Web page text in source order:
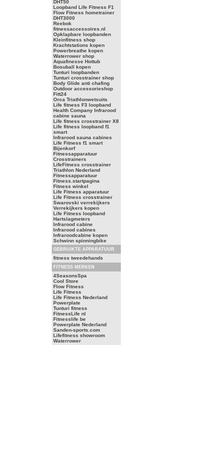
DHT50
Loopband Life Fitness F1
Flow Fitness hometrainer
DHT3000
Reebok
fitnessaccessoires.nl
Opklapbare loopbanden
Kleinfitness shop
Krachtstations kopen
Powerbreathe kopen
Waterrower shop
Aquafinesse Hottub
Bosuball kopen
Tunturi loopbanden
Tunturi crosstrainer shop
Body Glide anti chafing
Outdoor accessorieshop
Fitt24
Orca Triathlonwetsuits
Life fitness F3 loopband
Health Company Infrarood
cabine sauna
Life fitness crosstrainer X8
Life fitness loopband f1
smart
Infrarood sauna cabines
Life Fitness f1 smart
Bijenkorf
Fitnessapparatuur
Crosstrainers
LifeFitness crosstrainer
Triathlon Nederland
Fitnessapparatuur
Fitness.startpagina
Fitness winkel
Life Fitness apparatuur
Life Fitness crosstrainer
Swarovski verrekijkers
Verrekijkers kopen
Life Fitness loopband
Hartslagmeters
Infrarood cabine
Infrarood cabines
Infraroodcabine kopen
Schwinn spinningbike
GEBRUIKTE APPARATUUR
fitness tweedehands
FITNESS MERKEN
4SeasonsSpa
Cool Store
Flow Fitness
Life Fitness
Life Fitness Nederland
Powerplate
Tunturi fitness
FitnessLife nl
Fitnesslife be
Powerplate Nederland
Sanden-sports.com
Lifefitness showroom
Waterrower